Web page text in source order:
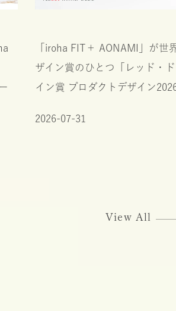
「iroha FIT＋ AONAMI」が世
ザイン賞のひとつ「レッド・
イン賞 プロダクトデザイン
2026-07-31
View All